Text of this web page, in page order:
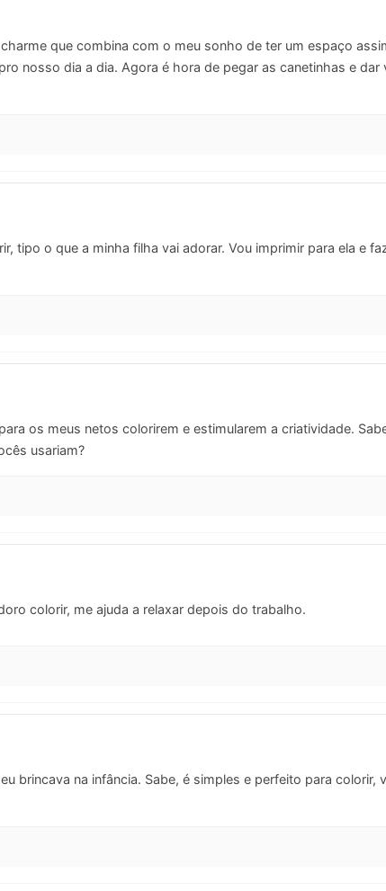
que combina com o meu sonho de ter um espaço
nosso dia a dia. Agora é hora de pegar as canetinhas e dar
tipo o que a minha filha vai adorar. Vou imprimir para ela e
os meus netos colorirem e estimularem a criatividade.
usariam?
colorir, me ajuda a relaxar depois do trabalho.
brincava na infância. Sabe, é simples e perfeito para colorir,